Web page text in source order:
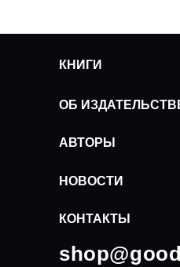
КНИГИ
ОБ
АВТОРЫ
НОВОСТИ
КОНТАКТЫ